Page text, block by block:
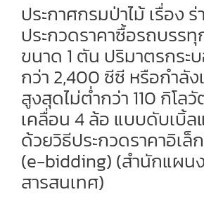
ประกาศกรมป่าไม้ เรื่อง ร่
ประกวดราคาซื้อรถบรรทุ
ขนาด 1 ตัน ปริมาตรกระ
กว่า 2,400 ซีซี หรือกำลั
สูงสุดไม่ต่ำกว่า 110 กิโล
เคลื่อน 4 ล้อ แบบดับเบิ้ล
ด้วยวิธีประกวดราคาอิเ
(e-bidding) (สำนักแผน
สารสนเทศ)